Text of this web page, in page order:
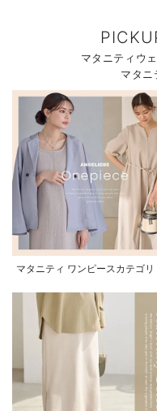
マタニティウ
マタニ
マタニティ ワンピースカテゴリ